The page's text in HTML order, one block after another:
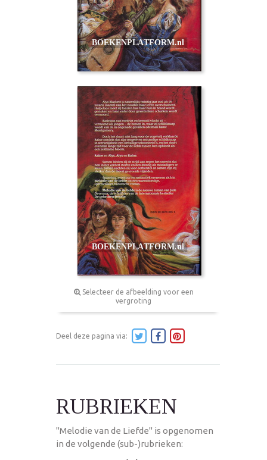
Selecteer de afbeelding voor een
vergroting
Deel deze pagina via:
RUBRIEKEN
"Melodie van de Liefde" is opgenomen
in de volgende (sub-)rubrieken: